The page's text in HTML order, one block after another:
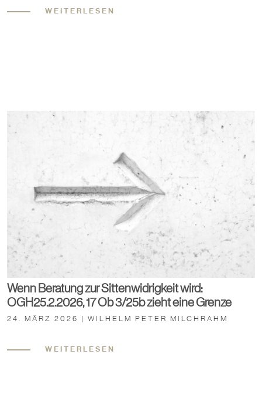
WEITERLESEN
Wenn Beratung zur Sittenwidrigkeit wird:
OGH25.2.2026, 17 Ob 3/25b zieht eine Grenze
24. MÄRZ 2026 | WILHELM PETER MILCHRAHM
WEITERLESEN